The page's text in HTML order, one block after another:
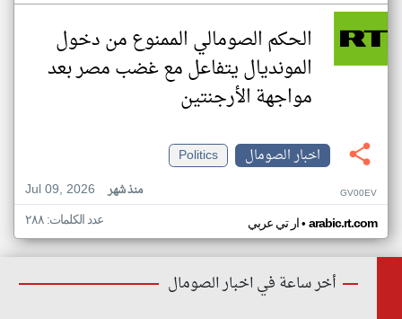
الحكم الصومالي الممنوع من دخول
المونديال يتفاعل مع غضب مصر بعد
مواجهة الأرجنتين
اخبار الصومال
Politics
Jul 09, 2026
منذ شهر GV00EV
ار تي عربي• arabic.rt.com عدد الكلمات: ٢٨٨
أخر ساعة في اخبار الصومال